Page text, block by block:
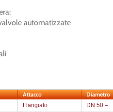
automatizzate
Attacco Diametro
Flangiato DN 50 –